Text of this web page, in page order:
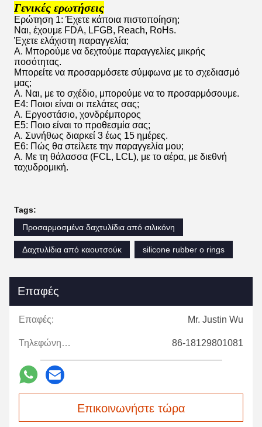
Γενικές ερωτήσεις
Ερώτηση 1: Έχετε κάποια πιστοποίηση;
Ναι, έχουμε FDA, LFGB, Reach, RoHs.
Έχετε ελάχιστη παραγγελία;
Α. Μπορούμε να δεχτούμε παραγγελίες μικρής
ποσότητας.
Μπορείτε να προσαρμόσετε σύμφωνα με το σχεδιασμό
μας;
Α. Ναι, με το σχέδιο, μπορούμε να το προσαρμόσουμε.
Ε4: Ποιοι είναι οι πελάτες σας;
Α. Εργοστάσιο, χονδρέμπορος
Ε5: Ποιο είναι το προθεσμία σας;
Α. Συνήθως διαρκεί 3 έως 15 ημέρες.
Ε6: Πώς θα στείλετε την παραγγελία μου;
Α. Με τη θάλασσα (FCL, LCL), με το αέρα, με διεθνή
ταχυδρομική.
Tags:
Προσαρμοσμένα δαχτυλίδια από σιλικόνη
Δαχτυλίδια από καουτσούκ silicone rubber o rings
Επαφές
Επαφές: Mr. Justin Wu
Τηλεφώνημα: 86-18129801081
Επικοινωνήστε τώρα